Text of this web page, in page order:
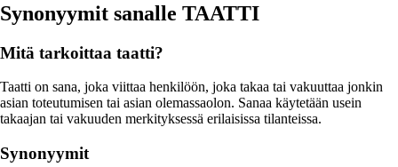
Synonyymit sanalle TAATTI
Mitä tarkoittaa taatti?
Taatti on sana, joka viittaa henkilöön, joka takaa tai vakuuttaa jonkin
asian toteutumisen tai asian olemassaolon. Sanaa käytetään usein
takaajan tai vakuuden merkityksessä erilaisissa tilanteissa.
Synonyymit